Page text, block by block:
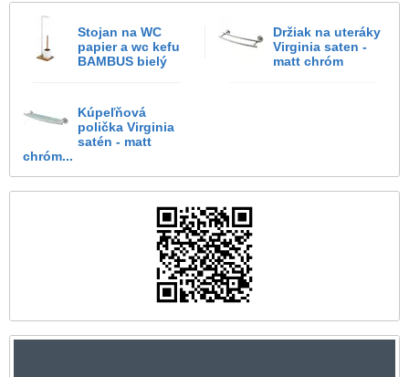
Stojan na WC
papier a wc kefu
BAMBUS bielý
Držiak na uteráky
Virginia saten -
matt chróm
Kúpeľňová
polička Virginia
satén - matt
chróm...